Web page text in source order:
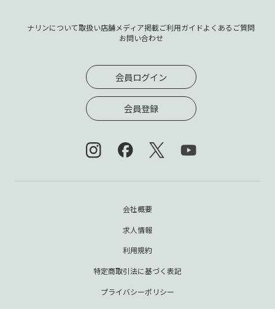
ナリンについて取扱い店舗メディア掲載ご利用ガイドよくあるご質問
お問い合わせ
会員ログイン
会員登録
会社概要
求人情報
利用規約
特定商取引法に基づく表記
プライバシーポリシー